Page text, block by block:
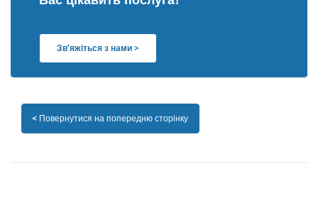
Зв’яжіться з нами >
< Повернутися на попередню сторінку